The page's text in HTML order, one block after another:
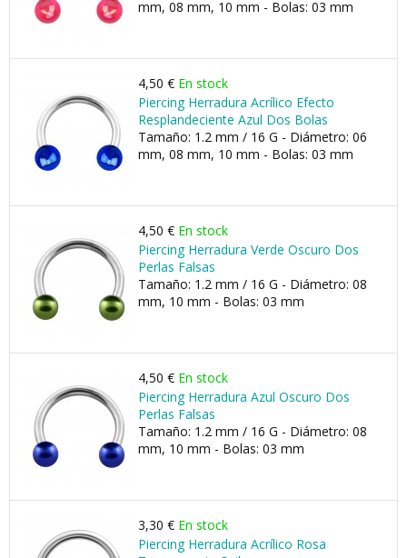
mm, 08 mm, 10 mm - Bolas: 03 mm
4,50 € En stock
Piercing Herradura Acrílico Efecto
Resplandeciente Azul Dos Bolas
Tamaño: 1.2 mm / 16 G - Diámetro: 06
mm, 08 mm, 10 mm - Bolas: 03 mm
4,50 € En stock
Piercing Herradura Verde Oscuro Dos
Perlas Falsas
Tamaño: 1.2 mm / 16 G - Diámetro: 08
mm, 10 mm - Bolas: 03 mm
4,50 € En stock
Piercing Herradura Azul Oscuro Dos
Perlas Falsas
Tamaño: 1.2 mm / 16 G - Diámetro: 08
mm, 10 mm - Bolas: 03 mm
3,30 € En stock
Piercing Herradura Acrílico Rosa